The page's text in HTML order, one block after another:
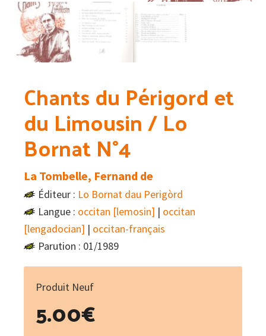
Chants du Périgord et
du Limousin / Lo
Bornat N°4
La Tombelle, Fernand de
Éditeur : Lo Bornat dau Perigòrd
Langue : occitan [lemosin] | occitan
[lengadocian] | occitan-français
Parution : 01/1989
Produit Neuf
5.00€